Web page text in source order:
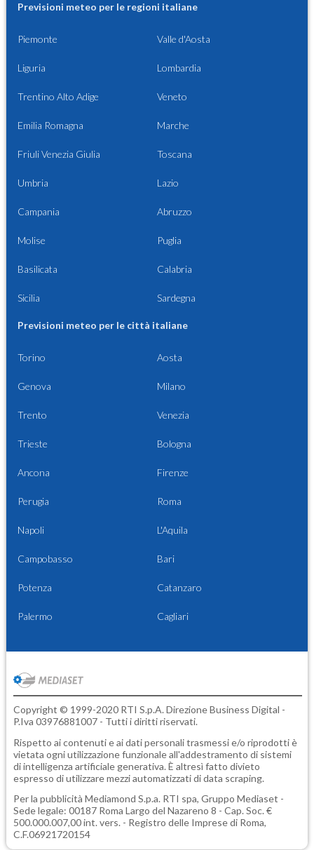
Previsioni meteo per le regioni italiane
Piemonte Valle d'Aosta
Liguria Lombardia
Trentino Alto Adige Veneto
Emilia Romagna Marche
Friuli Venezia Giulia Toscana
Umbria Lazio
Campania Abruzzo
Molise Puglia
Basilicata Calabria
Sicilia Sardegna
Previsioni meteo per le città italiane
Torino Aosta
Genova Milano
Trento Venezia
Trieste Bologna
Ancona Firenze
Perugia Roma
Napoli L'Aquila
Campobasso Bari
Potenza Catanzaro
Palermo Cagliari
Copyright © 1999-2020 RTI S.p.A. Direzione Business Digital -
P.Iva 03976881007 - Tutti i diritti riservati.
Rispetto ai contenuti e ai dati personali trasmessi e/o riprodotti è
vietata ogni utilizzazione funzionale all'addestramento di sistemi
di intelligenza artificiale generativa. È altresì fatto divieto
espresso di utilizzare mezzi automatizzati di data scraping.
Per la pubblicità Mediamond S.p.a. RTI spa, Gruppo Mediaset -
Sede legale: 00187 Roma Largo del Nazareno 8 - Cap. Soc. €
500.000.007,00 int. vers. - Registro delle Imprese di Roma,
C.F.06921720154